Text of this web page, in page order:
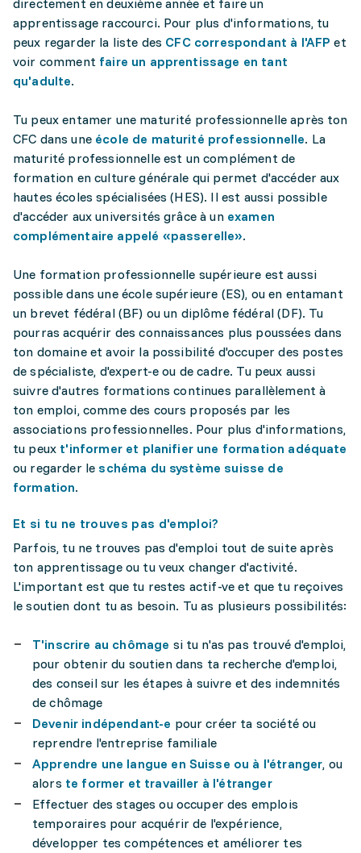
directement en deuxième année et faire un
apprentissage raccourci. Pour plus d'informations, tu
peux regarder la liste des CFC correspondant à l'AFP et
voir comment faire un apprentissage en tant
qu'adulte.
Tu peux entamer une maturité professionnelle après ton
CFC dans une école de maturité professionnelle. La
maturité professionnelle est un complément de
formation en culture générale qui permet d'accéder aux
hautes écoles spécialisées (HES). Il est aussi possible
d'accéder aux universités grâce à un examen
complémentaire appelé «passerelle».
Une formation professionnelle supérieure est aussi
possible dans une école supérieure (ES), ou en entamant
un brevet fédéral (BF) ou un diplôme fédéral (DF). Tu
pourras acquérir des connaissances plus poussées dans
ton domaine et avoir la possibilité d'occuper des postes
de spécialiste, d'expert-e ou de cadre. Tu peux aussi
suivre d'autres formations continues parallèlement à
ton emploi, comme des cours proposés par les
associations professionnelles. Pour plus d'informations,
tu peux t'informer et planifier une formation adéquate
ou regarder le schéma du système suisse de
formation.
Et si tu ne trouves pas d'emploi?
Parfois, tu ne trouves pas d'emploi tout de suite après
ton apprentissage ou tu veux changer d'activité.
L'important est que tu restes actif-ve et que tu reçoives
le soutien dont tu as besoin. Tu as plusieurs possibilités:
T'inscrire au chômage si tu n'as pas trouvé d'emploi,
pour obtenir du soutien dans ta recherche d'emploi,
des conseil sur les étapes à suivre et des indemnités
de chômage
Devenir indépendant-e pour créer ta société ou
reprendre l'entreprise familiale
Apprendre une langue en Suisse ou à l'étranger, ou
alors te former et travailler à l'étranger
Effectuer des stages ou occuper des emplois
temporaires pour acquérir de l'expérience,
développer tes compétences et améliorer tes